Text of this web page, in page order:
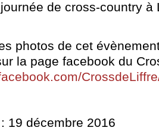
de cross-country à
photos de cet
la page facebook du
19 décembre 2016